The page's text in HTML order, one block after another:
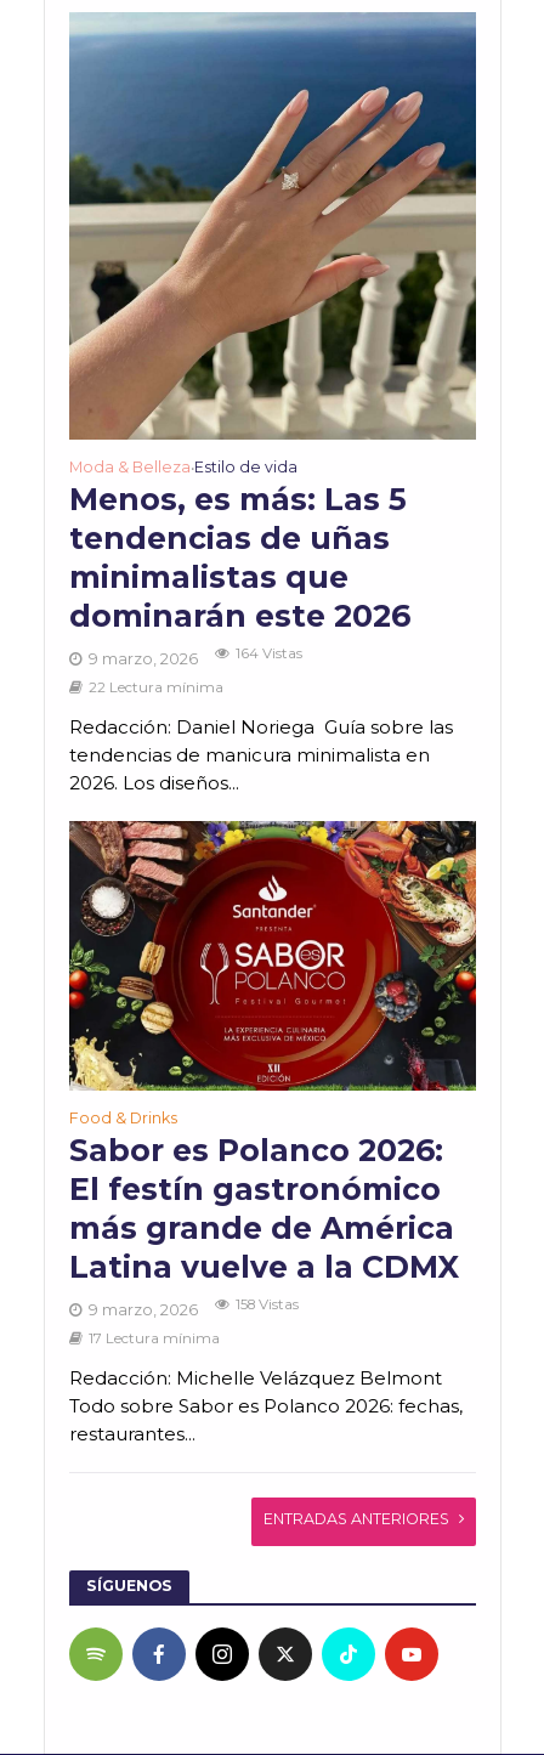
Moda & Belleza•Estilo de vida
Menos, es más: Las 5
tendencias de uñas
minimalistas que
dominarán este 2026
9 marzo, 2026
164 Vistas
22 Lectura mínima
Redacción: Daniel Noriega Guía sobre las
tendencias de manicura minimalista en
2026. Los diseños...
Food & Drinks
Sabor es Polanco 2026:
El festín gastronómico
más grande de América
Latina vuelve a la CDMX
9 marzo, 2026
158 Vistas
17 Lectura mínima
Redacción: Michelle Velázquez Belmont
Todo sobre Sabor es Polanco 2026: fechas,
restaurantes...
ENTRADAS ANTERIORES
SÍGUENOS